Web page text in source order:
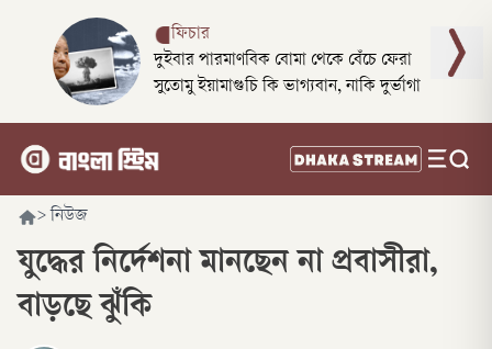
ফিচার
দুইবার পারমাণবিক বোমা থেকে বেঁচে ফেরা
সুতোমু ইয়ামাগুচি কি ভাগ্যবান, নাকি দুর্ভাগা
> নিউজ
যুদ্ধের নির্দেশনা মানছেন না প্রবাসীরা,
বাড়ছে ঝুঁকি